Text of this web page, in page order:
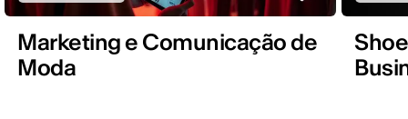
Marketing e Comunicação de
Moda